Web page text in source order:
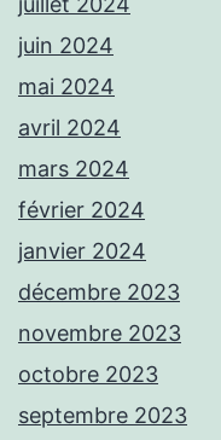
juin 2024
mai 2024
avril 2024
mars 2024
février 2024
janvier 2024
décembre 2023
novembre 2023
octobre 2023
septembre 2023